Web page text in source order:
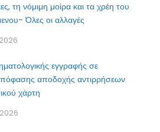
τη νόμιμη μοίρα και τα χρέη του
Όλες οι αλλαγές
εγγραφής σε
αποδοχής αντιρρήσεων
χάρτη